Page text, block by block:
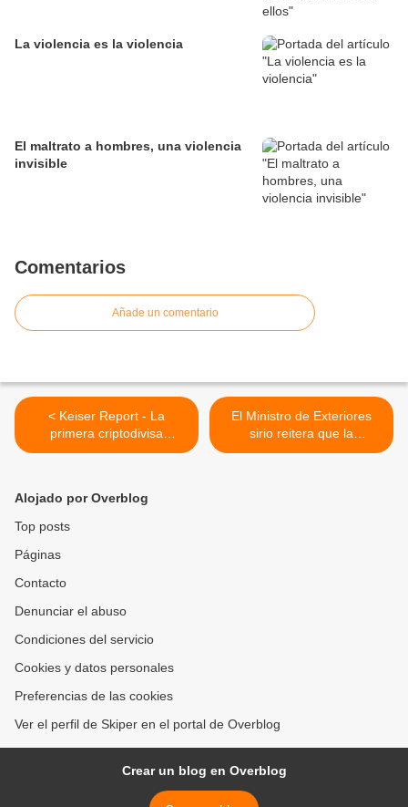
La violencia es la violencia
El maltrato a hombres, una violencia
invisible
Comentarios
Añade un comentario
< Keiser Report - La
primera criptodivisa
nacional
El Ministro de Exteriores
sirio reitera que la
escenificación del ataque
Alojado por Overblog
Top posts
Páginas
Contacto
Denunciar el abuso
Condiciones del servicio
Cookies y datos personales
Preferencias de las cookies
Ver el perfil de Skiper en el portal de Overblog
Crear un blog en Overblog